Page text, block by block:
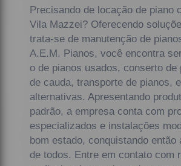
Precisando de locação de piano
Vila Mazzei? Oferecendo
trata-se de manutenção de
A.E.M. Pianos, você encontra
o de pianos usados, conserto de
de cauda, transporte de pianos,
alternativas. Apresentando
padrão, a empresa conta com
especializados e instalações
bom estado, conquistando então
de todos. Entre em contato com